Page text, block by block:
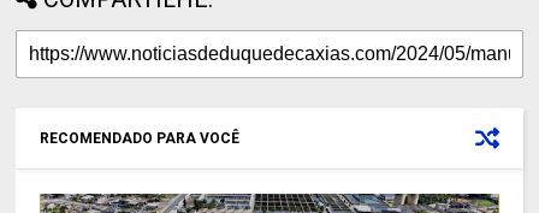
RECOMENDADO PARA VOCÊ